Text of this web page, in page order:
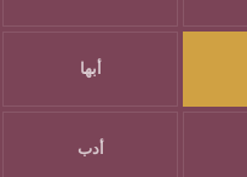
أبها
أدب